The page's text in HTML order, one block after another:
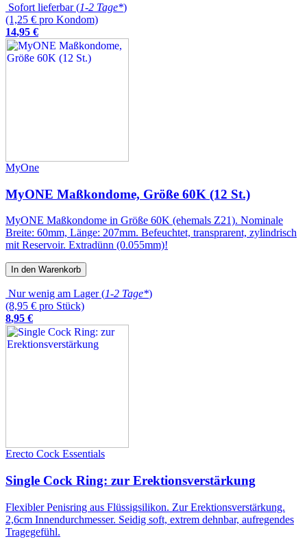
Sofort lieferbar (1-2 Tage*)
(1,25 € pro Kondom)
14,95 €
MyOne
MyONE Maßkondome, Größe 60K (12 St.)
MyONE Maßkondome in Größe 60K (ehemals Z21). Nominale
Breite: 60mm, Länge: 207mm. Befeuchtet, transprarent, zylindrisch
mit Reservoir. Extradünn (0.055mm)!
In den Warenkorb
Nur wenig am Lager (1-2 Tage*)
(8,95 € pro Stück)
8,95 €
Erecto Cock Essentials
Single Cock Ring: zur Erektionsverstärkung
Flexibler Penisring aus Flüssigsilikon. Zur Erektionsverstärkung.
2,6cm Innendurchmesser. Seidig soft, extrem dehnbar, aufregendes
Tragegefühl.